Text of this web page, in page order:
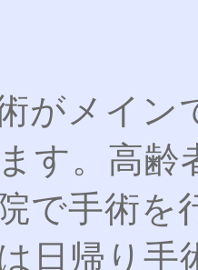
がメイン
す。高齢
で手術を
日帰り